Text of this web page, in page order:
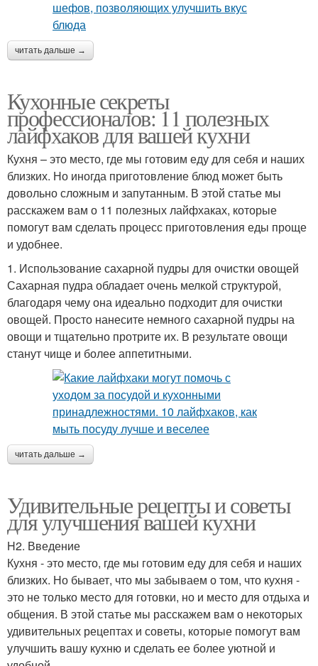
читать дальше →
Кухонные секреты
профессионалов: 11 полезных
лайфхаков для вашей кухни
Кухня – это место, где мы готовим еду для себя и наших
близких. Но иногда приготовление блюд может быть
довольно сложным и запутанным. В этой статье мы
расскажем вам о 11 полезных лайфхаках, которые
помогут вам сделать процесс приготовления еды проще
и удобнее.
1. Использование сахарной пудры для очистки овощей
Сахарная пудра обладает очень мелкой структурой,
благодаря чему она идеально подходит для очистки
овощей. Просто нанесите немного сахарной пудры на
овощи и тщательно протрите их. В результате овощи
станут чище и более аппетитными.
читать дальше →
Удивительные рецепты и советы
для улучшения вашей кухни
H2. Введение
Кухня - это место, где мы готовим еду для себя и наших
близких. Но бывает, что мы забываем о том, что кухня -
это не только место для готовки, но и место для отдыха и
общения. В этой статье мы расскажем вам о некоторых
удивительных рецептах и советы, которые помогут вам
улучшить вашу кухню и сделать ее более уютной и